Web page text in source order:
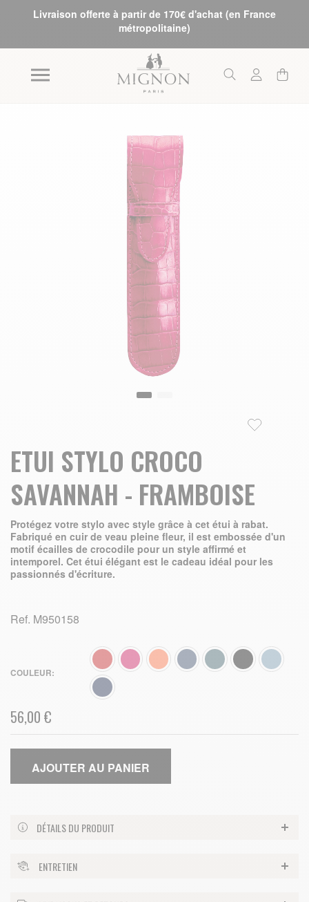
Livraison offerte à partir de 170€ d'achat (en France
métropolitaine)
Skip to the end of the images gallery
ETUI STYLO CROCO
SAVANNAH - FRAMBOISE
Protégez votre stylo avec style grâce à cet étui à rabat.
Fabriqué en cuir de veau pleine fleur, il est embossée d'un
motif écailles de crocodile pour un style affirmé et
intemporel. Cet étui élégant est le cadeau idéal pour les
passionnés d'écriture.
Ref. M950158
COULEUR
56,00 €
AJOUTER AU PANIER
DÉTAILS DU PRODUIT
ENTRETIEN